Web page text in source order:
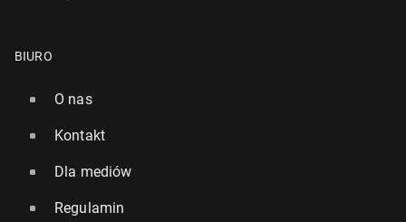
BIURO
O nas
Kontakt
Dla mediów
Regulamin